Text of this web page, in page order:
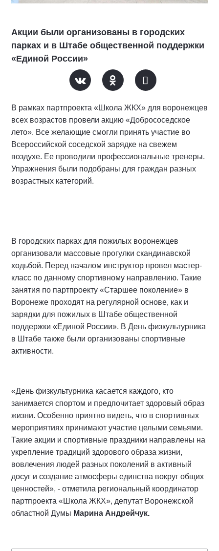
Акции были организованы в городских
парках и в Штабе общественной поддержки
«Единой России»
В рамках партпроекта «Школа ЖКХ» для воронежцев
всех возрастов провели акцию «Добрососедское
лето». Все желающие смогли принять участие во
Всероссийской соседской зарядке на свежем
воздухе. Ее проводили профессиональные тренеры.
Упражнения были подобраны для граждан разных
возрастных категорий.
В городских парках для пожилых воронежцев
организовали массовые прогулки скандинавской
ходьбой. Перед началом инструктор провел мастер-
класс по данному спортивному направлению. Такие
занятия по партпроекту «Старшее поколение» в
Воронеже проходят на регулярной основе, как и
зарядки для пожилых в Штабе общественной
поддержки «Единой России». В День физкультурника
в Штабе также были организованы спортивные
активности.
«День физкультурника касается каждого, кто
занимается спортом и предпочитает здоровый образ
жизни. Особенно приятно видеть, что в спортивных
мероприятиях принимают участие целыми семьями.
Такие акции и спортивные праздники направлены на
укрепление традиций здорового образа жизни,
вовлечения людей разных поколений в активный
досуг и создание атмосферы единства вокруг общих
ценностей», - отметила региональный координатор
партпроекта «Школа ЖКХ», депутат Воронежской
областной Думы Марина Андрейчук.